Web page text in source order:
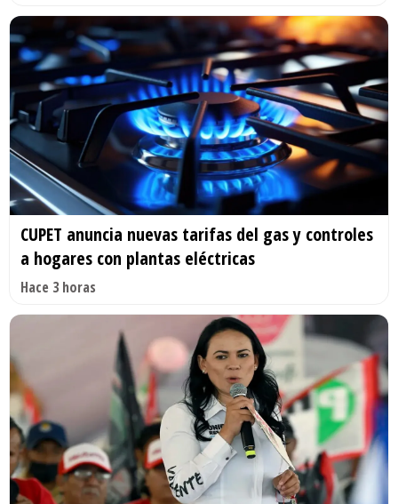
CUPET anuncia nuevas tarifas del gas y controles
a hogares con plantas eléctricas
Hace 3 horas